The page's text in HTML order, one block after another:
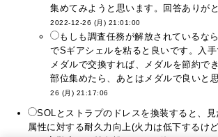
集めてみようと思います。回答ありが
2022-12-26 (月) 21:01:00
もしも調査任務が解放されているな
でSギアシェルを粘ると良いです。入
メダルで交換すれば、メダルを節約で
部位集めたら、あとはメダルで良いと
26 (月) 21:17:06
SOLとストラプのドレスを換装すると、
属性に対する耐久力向上(火力は低下するけ